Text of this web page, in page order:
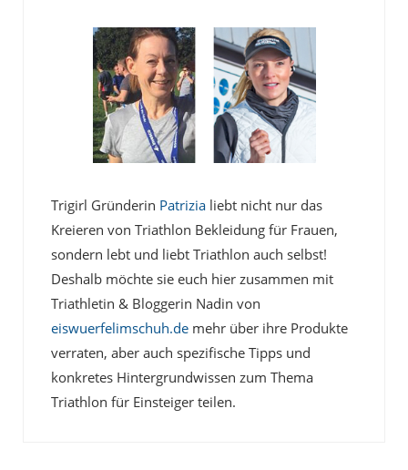
Trigirl Gründerin Patrizia liebt nicht nur das
Kreieren von Triathlon Bekleidung für Frauen,
sondern lebt und liebt Triathlon auch selbst!
Deshalb möchte sie euch hier zusammen mit
Triathletin & Bloggerin Nadin von
eiswuerfelimschuh.de mehr über ihre Produkte
verraten, aber auch spezifische Tipps und
konkretes Hintergrundwissen zum Thema
Triathlon für Einsteiger teilen.